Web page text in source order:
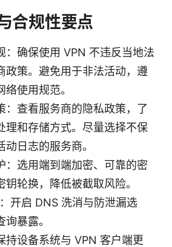
合规性要点
：确保使用 VPN 不违反当地法
政策。避免用于非法活动，遵
使用规范。
：查看服务商的隐私政策，了
理和存储方式。尽量选择不保
日志的服务商。
：选用端到端加密、可靠的密
轮换，降低被截取风险。
开启 DNS 洗消与防泄漏选
暴露。
持设备系统与 VPN 客户端更